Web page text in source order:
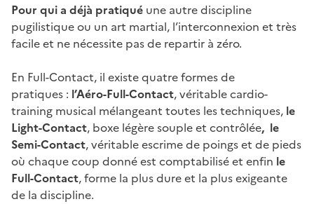
Pour qui a déjà pratiqué une autre discipline
pugilistique ou un art martial, l’interconnexion et très
facile et ne nécessite pas de repartir à zéro.
En Full-Contact, il existe quatre formes de
pratiques : l’Aéro-Full-Contact, véritable cardio-
training musical mélangeant toutes les techniques, le
Light-Contact, boxe légère souple et contrôlée, le
Semi-Contact, véritable escrime de poings et de pieds
où chaque coup donné est comptabilisé et enfin le
Full-Contact, forme la plus dure et la plus exigeante
de la discipline.